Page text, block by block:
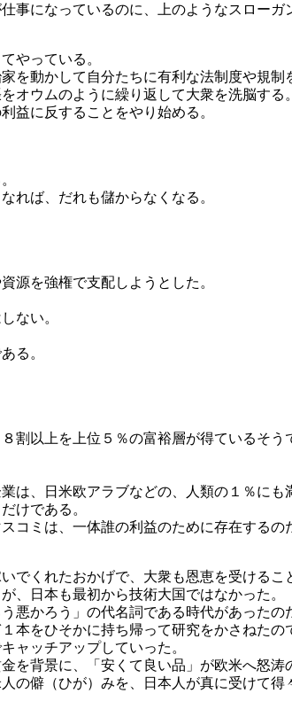
になっているのに、上のようなスローガ
やっている。
を動かして自分たちに有利な法制度や規制
オウムのように繰り返して大衆を洗脳する。
益に反することをやり始める。
れば、だれも儲からなくなる。
源を強権で支配しようとした。
ない。
る。
割以上を上位５％の富裕層が得ているそう
、日米欧アラブなどの、人類の１％にも
けである。
コミは、一体誰の利益のために存在するの
でくれたおかげで、大衆も恩恵を受けるこ
、日本も最初から技術大国ではなかった。
悪かろう」の代名詞である時代があったの
本をひそかに持ち帰って研究をかさねたの
ャッチアップしていった。
を背景に、「安くて良い品」が欧米へ怒涛
の僻（ひが）みを、日本人が真に受けて得